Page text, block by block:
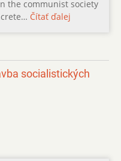
the communist society
Čítať ďalej
socialistických